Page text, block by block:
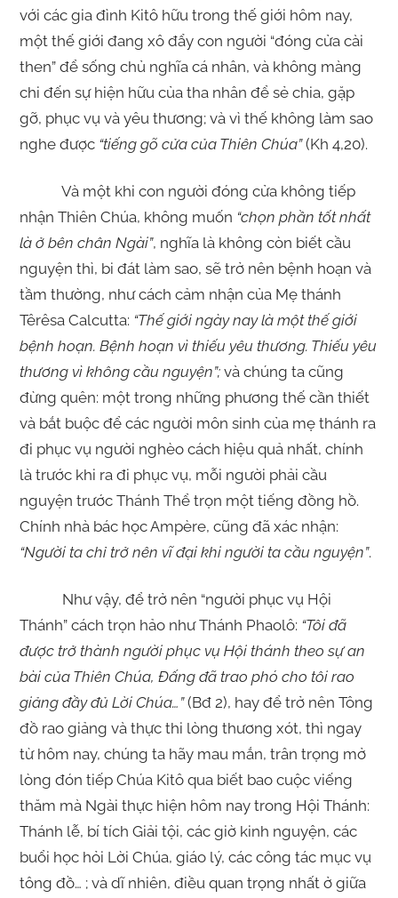
với các gia đình Kitô hữu trong thế giới hôm nay,
một thế giới đang xô đẩy con người “đóng cửa cài
then” để sống chủ nghĩa cá nhân, và không màng
chi đến sự hiện hữu của tha nhân để sẻ chia, gặp
gỡ, phục vụ và yêu thương; và vì thế không làm sao
nghe được “tiếng gõ cửa của Thiên Chúa”(Kh 4,20).
Và một khi con người đóng cửa không tiếp
nhận Thiên Chúa, không muốn “chọn phần tốt nhất
là ở bên chân Ngài”, nghĩa là không còn biết cầu
nguyện thì, bi đát làm sao, sẽ trở nên bệnh hoạn và
tầm thường, như cách cảm nhận của Mẹ thánh
Têrêsa Calcutta: “Thế giới ngày nay là một thế giới
bệnh hoạn. Bệnh hoạn vì thiếu yêu thương. Thiếu yêu
thương vì không cầu nguyện”; và chúng ta cũng
đừng quên: một trong những phương thế cần thiết
và bắt buộc để các người môn sinh của mẹ thánh ra
đi phục vụ người nghèo cách hiệu quả nhất, chính
là trước khi ra đi phục vụ, mỗi người phải cầu
nguyện trước Thánh Thể trọn một tiếng đồng hồ.
Chính nhà bác học Ampère, cũng đã xác nhận:
“Người ta chỉ trở nên vĩ đại khi người ta cầu nguyện”.
Như vậy, để trở nên “người phục vụ Hội
Thánh” cách trọn hảo như Thánh Phaolô: “Tôi đã
được trở thành người phục vụ Hội thánh theo sự an
bài của Thiên Chúa, Đấng đã trao phó cho tôi rao
giảng đầy đủ Lời Chúa…”(Bđ 2), hay để trở nên Tông
đồ rao giảng và thực thi lòng thương xót, thì ngay
từ hôm nay, chúng ta hãy mau mắn, trân trọng mở
lòng đón tiếp Chúa Kitô qua biết bao cuộc viếng
thăm mà Ngài thực hiện hôm nay trong Hội Thánh:
Thánh lễ, bí tích Giải tội, các giờ kinh nguyện, các
buổi học hỏi Lời Chúa, giáo lý, các công tác mục vụ
tông đồ… ; và dĩ nhiên, điều quan trọng nhất ở giữa